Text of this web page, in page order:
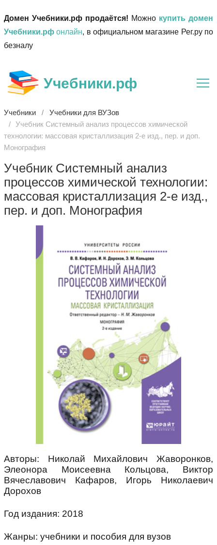
Домен Учебники.рф продаётся! Можно купить домен
Учебники.рф онлайн, в официальном магазине Рег.ру по
безналу
Учебники.рф
Учебники
Учебники для ВУЗов
Учебник Системный анализ процессов химической
технологии: массовая кристаллизация 2-е изд., пер. и доп.
Монография
Учебник Системный анализ
процессов химической технологии:
массовая кристаллизация 2-е изд.,
пер. и доп. Монография
Авторы: Николай Михайлович Жаворонков,
Элеонора Моисеевна Кольцова, Виктор
Вячеславович Кафаров, Игорь Николаевич
Дорохов
Год издания: 2018
Жанры: учебники и пособия для вузов